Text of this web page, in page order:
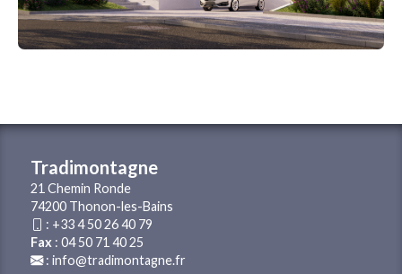
Tradimontagne
21 Chemin Ronde
74200 Thonon-les-Bains
: +33 4 50 26 40 79
Fax : 04 50 71 40 25
: info@tradimontagne.fr